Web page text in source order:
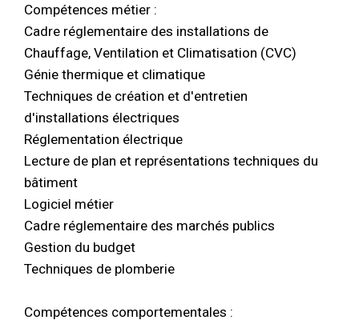
Compétences métier :
Cadre réglementaire des installations de
Chauffage, Ventilation et Climatisation (CVC)
Génie thermique et climatique
Techniques de création et d'entretien
d'installations électriques
Réglementation électrique
Lecture de plan et représentations techniques du
bâtiment
Logiciel métier
Cadre réglementaire des marchés publics
Gestion du budget
Techniques de plomberie
Compétences comportementales :